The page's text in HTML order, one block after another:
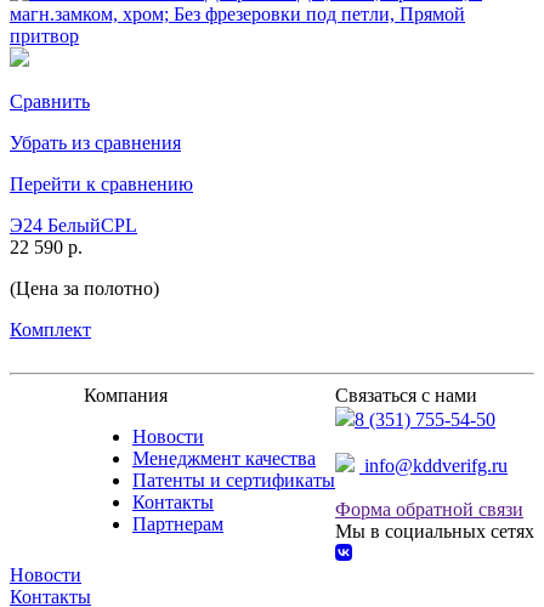
Сравнить
Убрать из сравнения
Перейти к сравнению
Э24 БелыйCPL
22 590 р.
(Цена за полотно)
Комплект
Компания
Новости
Менеджмент качества
Патенты и сертификаты
Контакты
Партнерам
Связаться с нами
8 (351) 755-54-50
info@kddverifg.ru
Форма обратной связи
Мы в социальных сетях
Новости
Контакты